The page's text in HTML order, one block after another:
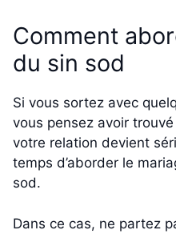
Comment
du sin sod
Si vous sortez avec
vous pensez avoir
votre relation devient
temps d’aborder le
sod.
Dans ce cas, ne partez